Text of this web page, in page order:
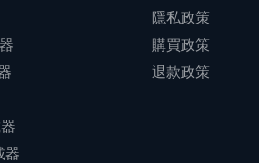
器
隱私政策
購買政策
退款政策